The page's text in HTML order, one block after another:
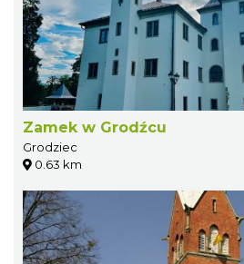
Zamek w Grodźcu
Grodziec
0.63 km